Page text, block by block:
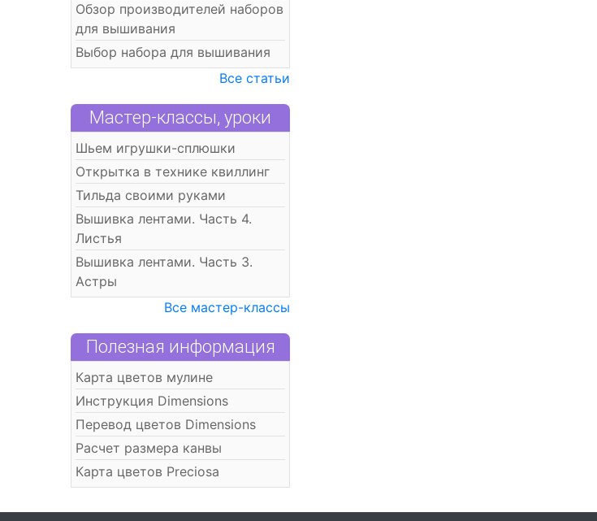
Обзор производителей наборов
для вышивания
Выбор набора для вышивания
Все статьи
Мастер-классы, уроки
Шьем игрушки-сплюшки
Открытка в технике квиллинг
Тильда своими руками
Вышивка лентами. Часть 4.
Листья
Вышивка лентами. Часть 3.
Астры
Все мастер-классы
Полезная информация
Карта цветов мулине
Инструкция Dimensions
Перевод цветов Dimensions
Расчет размера канвы
Карта цветов Preciosa